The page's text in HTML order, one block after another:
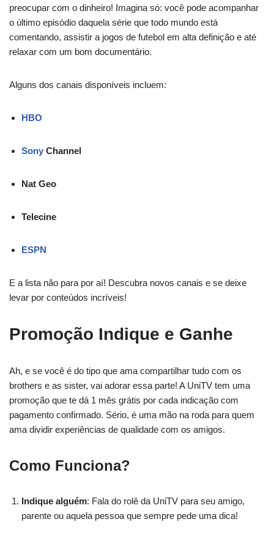
preocupar com o dinheiro! Imagina só: você pode acompanhar
o último episódio daquela série que todo mundo está
comentando, assistir a jogos de futebol em alta definição e até
relaxar com um bom documentário.
Alguns dos canais disponíveis incluem:
HBO
Sony Channel
Nat Geo
Telecine
ESPN
E a lista não para por aí! Descubra novos canais e se deixe
levar por conteúdos incríveis!
Promoção Indique e Ganhe
Ah, e se você é do tipo que ama compartilhar tudo com os
brothers e as sister, vai adorar essa parte! A UniTV tem uma
promoção que te dá 1 mês grátis por cada indicação com
pagamento confirmado. Sério, é uma mão na roda para quem
ama dividir experiências de qualidade com os amigos.
Como Funciona?
Indique alguém: Fala do rolê da UniTV para seu amigo,
parente ou aquela pessoa que sempre pede uma dica!